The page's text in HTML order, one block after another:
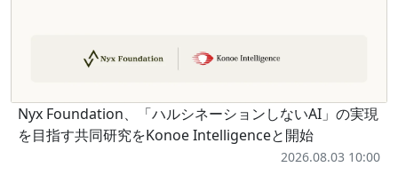
Nyx Foundation、「ハルシネーションしないAI」の実現
を目指す共同研究をKonoe Intelligenceと開始
2026.08.03 10:00